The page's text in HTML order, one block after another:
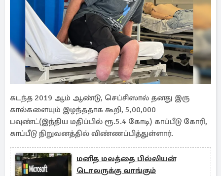
கடந்த 2019 ஆம் ஆண்டு, செப்சிஸால் தனது இரு
கால்களையும் இழந்ததாக கூறி, 5,00,000
பவுண்ட்(இந்திய மதிப்பில் ரூ.5.4 கோடி) காப்பீடு கோரி,
காப்பீடு நிறுவனத்தில் விண்ணப்பித்துள்ளார்.
மனித மலத்தை பில்லியன்
டொலருக்கு வாங்கும்